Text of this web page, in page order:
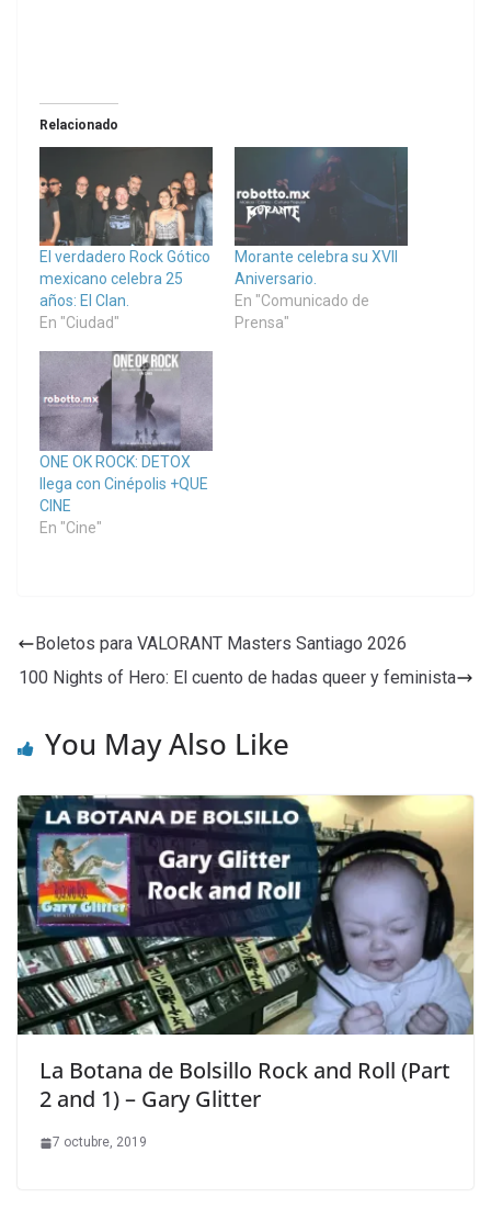
Relacionado
El verdadero Rock Gótico
mexicano celebra 25
años: El Clan.
En "Ciudad"
Morante celebra su XVII
Aniversario.
En "Comunicado de
Prensa"
ONE OK ROCK: DETOX
llega con Cinépolis +QUE
CINE
En "Cine"
Boletos para VALORANT Masters Santiago 2026
100 Nights of Hero: El cuento de hadas queer y feminista
You May Also Like
La Botana de Bolsillo Rock and Roll (Part
2 and 1) – Gary Glitter
7 octubre, 2019